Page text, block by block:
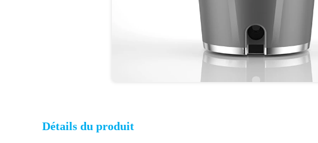
Détails du produit